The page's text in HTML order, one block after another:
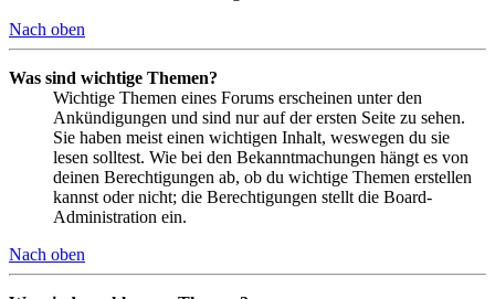
Nach oben
Was sind wichtige Themen?
Wichtige Themen eines Forums erscheinen unter den
Ankündigungen und sind nur auf der ersten Seite zu sehen.
Sie haben meist einen wichtigen Inhalt, weswegen du sie
lesen solltest. Wie bei den Bekanntmachungen hängt es von
deinen Berechtigungen ab, ob du wichtige Themen erstellen
kannst oder nicht; die Berechtigungen stellt die Board-
Administration ein.
Nach oben